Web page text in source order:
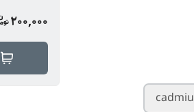
200,000